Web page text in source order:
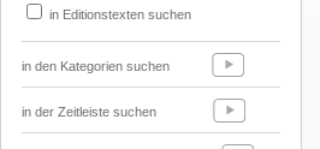
in Editionstexten suchen
in den Kategorien suchen
in der Zeitleiste suchen